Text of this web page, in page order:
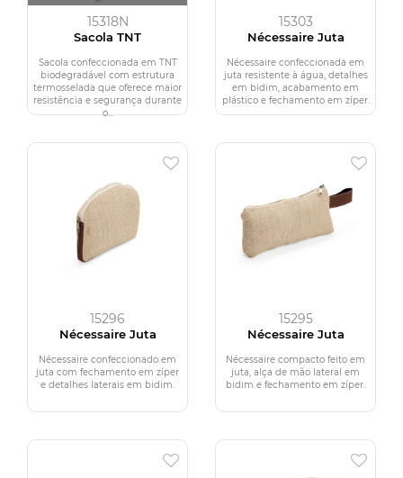
15318N
Sacola TNT
Sacola confeccionada em TNT
biodegradável com estrutura
termosselada que oferece maior
resistência e segurança durante
o...
15303
Nécessaire Juta
Nécessaire confeccionada em
juta resistente à água, detalhes
em bidim, acabamento em
plástico e fechamento em zíper.
15296
Nécessaire Juta
Nécessaire confeccionado em
juta com fechamento em zíper
e detalhes laterais em bidim.
15295
Nécessaire Juta
Nécessaire compacto feito em
juta, alça de mão lateral em
bidim e fechamento em zíper.